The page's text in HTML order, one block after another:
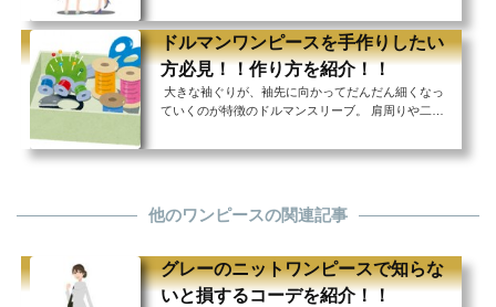
呼ばれでももちろん活躍してくれます！腕や肩の露出
が基本的にNGの結婚式ではジャケットやボレロ、シ
ョールなどを羽織ったりしますが、肩や腕を隠してく
れるドルマンワンピースなら軽やかに1枚で着こなす
ことができます。 かしこまりすぎない、でもきちん
とした印象のドルマンワンピースなら幅広い世代に受
ったり。...
ドルマンワンピースを手作りしたい
方必見！！作り方を紹介！！
大きな袖ぐりが、袖先に向かってだんだん細くなっ
ていくのが特徴のドルマンスリーブ。 肩周りや二の
せてくれる効果があります。 ドルマンスリーブを取
型に悩む女性の強い味方！ 袖ぐりを大胆に大きくと
ったものから、控えめなものまで様々なデザインがあ
ーブのデザインも自分にぴったりの1着を見つける...
他のワンピースの関連記事
グレーのニットワンピースで知らな
いと損するコーデを紹介！！